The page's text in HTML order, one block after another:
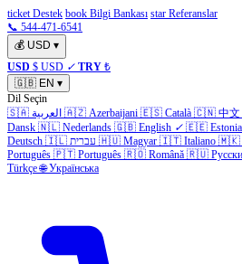
ticket Destek book Bilgi Bankası star Referanslar
📞 544-471-6541
💰 USD ▾
USD $ USD ✓ TRY ₺
🇬🇧 EN ▾
Dil Seçin
🇸🇦 العربية 🇦🇿 Azerbaijani 🇪🇸 Català 🇨🇳 中文
Dansk 🇳🇱 Nederlands 🇬🇧 English ✓ 🇪🇪
Deutsch 🇮🇱 עברית 🇭🇺 Magyar 🇮🇹 Italiano 🇲🇰
Português 🇵🇹 Português 🇷🇴 Română 🇷🇺
Türkçe 🌐 Українська